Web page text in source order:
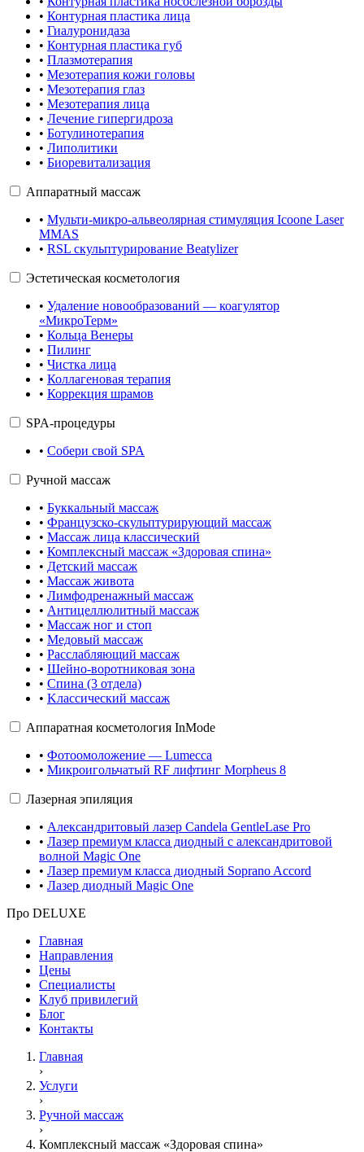
• Контурная пластика лица
• Гиалуронидаза
• Контурная пластика губ
• Плазмотерапия
• Мезотерапия кожи головы
• Мезотерапия глаз
• Мезотерапия лица
• Лечение гипергидроза
• Ботулинотерапия
• Липолитики
• Биоревитализация
Аппаратный массаж
• Мульти-микро-альвеолярная стимуляция Icoone Laser
MMAS
• RSL скульптурирование Beatylizer
Эстетическая косметология
• Удаление новообразований — коагулятор
«МикроТерм»
• Кольца Венеры
• Пилинг
• Чистка лица
• Коллагеновая терапия
• Коррекция шрамов
SPA-процедуры
• Собери свой SPA
Ручной массаж
• Буккальный массаж
• Французско-скульптурирующий массаж
• Массаж лица классический
• Комплексный массаж «Здоровая спина»
• Детский массаж
• Массаж живота
• Лимфодренажный массаж
• Антицеллюлитный массаж
• Массаж ног и стоп
• Медовый массаж
• Расслабляющий массаж
• Шейно-воротниковая зона
• Cпина (3 отдела)
• Kлассический массаж
Аппаратная косметология InMode
• Фотоомоложение — Lumecca
• Микроигольчатый RF лифтинг Morpheus 8
Лазерная эпиляция
• Александритовый лазер Candela GentleLase Pro
• Лазер премиум класса диодный с александритовой
волной Magic One
• Лазер премиум класса диодный Soprano Accord
• Лазер диодный Magic One
Про DELUXE
Главная
Направления
Цены
Специалисты
Клуб привилегий
Блог
Контакты
Главная
›
Услуги
›
Ручной массаж
›
Комплексный массаж «Здоровая спина»